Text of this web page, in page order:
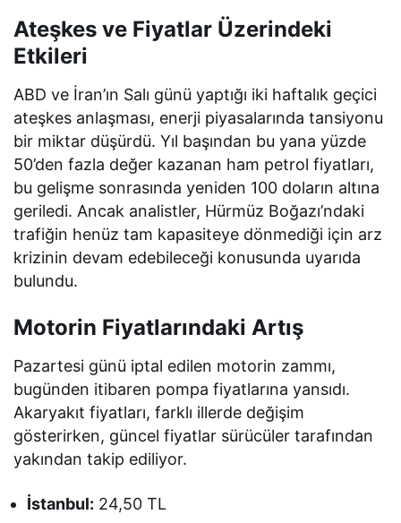
Ateşkes ve Fiyatlar Üzerindeki
Etkileri
ABD ve İran’ın Salı günü yaptığı iki haftalık geçici
ateşkes anlaşması, enerji piyasalarında tansiyonu
bir miktar düşürdü. Yıl başından bu yana yüzde
50’den fazla değer kazanan ham petrol fiyatları,
bu gelişme sonrasında yeniden 100 doların altına
geriledi. Ancak analistler, Hürmüz Boğazı’ndaki
trafiğin henüz tam kapasiteye dönmediği için arz
krizinin devam edebileceği konusunda uyarıda
bulundu.
Motorin Fiyatlarındaki Artış
Pazartesi günü iptal edilen motorin zammı,
bugünden itibaren pompa fiyatlarına yansıdı.
Akaryakıt fiyatları, farklı illerde değişim
gösterirken, güncel fiyatlar sürücüler tarafından
yakından takip ediliyor.
İstanbul: 24,50 TL